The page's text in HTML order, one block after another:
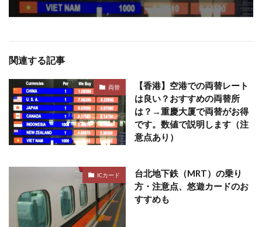
関連する記事
両替
【香港】空港での両替レート
は良い？おすすめの両替所
は？→重慶大厦で両替がお得
です。数値で説明します（注
意点あり）
ICカード
台北地下鉄（MRT）の乗り
方・注意点、悠遊カードのお
すすめも